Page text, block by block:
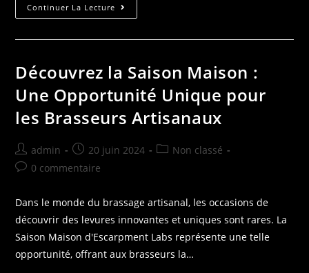
Continuer La Lecture
Découvrez la Saison Maison :
Une Opportunité Unique pour
les Brasseurs Artisanaux
admin 20 juin 2024
Non classé
0 commentaire
Dans le monde du brassage artisanal, les occasions de
découvrir des levures innovantes et uniques sont rares. La
Saison Maison d'Escarpment Labs représente une telle
opportunité, offrant aux brasseurs la…